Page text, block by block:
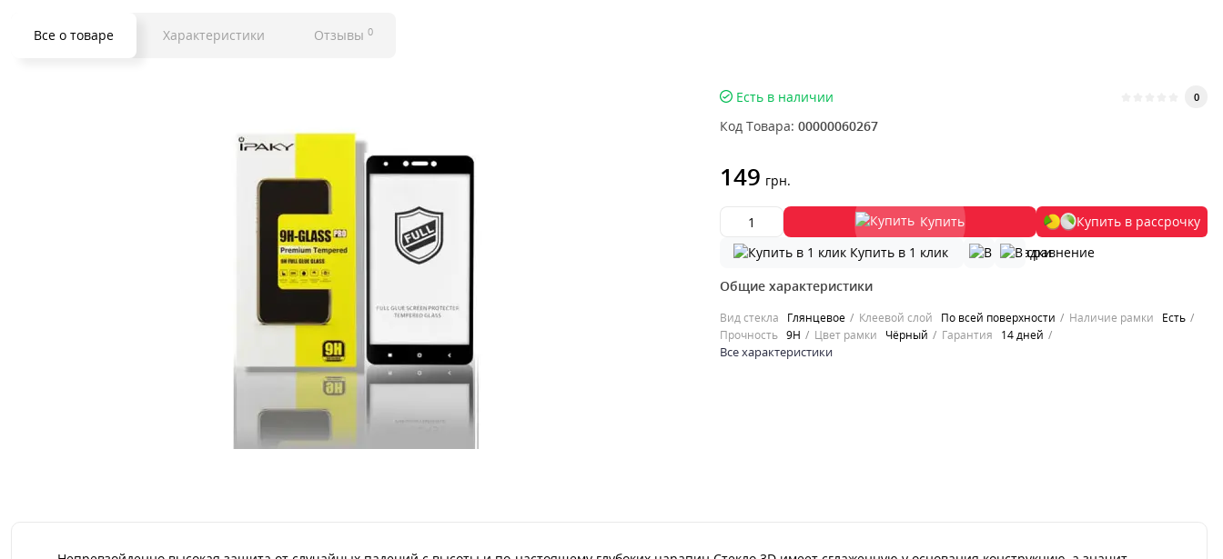
Все о товаре Характеристики Отзывы 0
Есть в наличии 0
Код Товара: 00000060267
149 грн.
Купить
Купить в рассрочку
Купить в 1 клик
Общие характеристики
Вид стекла Глянцевое Клеевой слой По всей поверхности Наличие рамки
Есть
Прочность 9H Цвет рамки Чёрный Гарантия 14 дней
Все характеристики